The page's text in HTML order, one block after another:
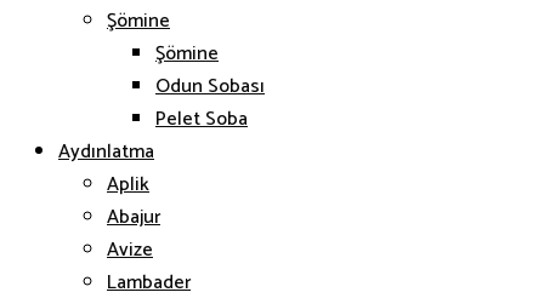
Şömine
Şömine
Odun Sobası
Pelet Soba
Aydınlatma
Aplik
Abajur
Avize
Lambader